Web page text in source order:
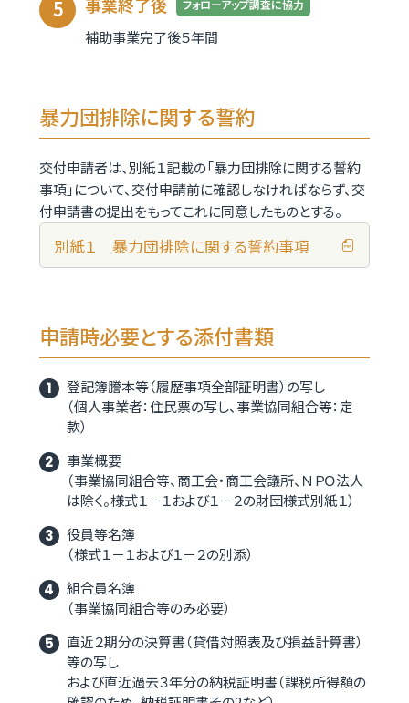
フォローアップ調査に協力
補助事業完了後５年間
暴力団排除に関する誓約
交付申請者は、別紙１記載の「暴力団排除に関する誓約
事項」について、交付申請前に確認しなければならず、交
付申請書の提出をもってこれに同意したものとする。
別紙１ 暴力団排除に関する誓約事項
申請時必要とする添付書類
登記簿謄本等（履歴事項全部証明書）の写し
（個人事業者：住民票の写し、事業協同組合等：定
款）
事業概要
（事業協同組合等、商工会・商工会議所、ＮＰＯ法人
は除く。様式１－１および１－２の財団様式別紙１）
役員等名簿
（様式１－１および１－２の別添）
組合員名簿
（事業協同組合等のみ必要）
直近２期分の決算書（貸借対照表及び損益計算書）
等の写し
および直近過去３年分の納税証明書（課税所得額の